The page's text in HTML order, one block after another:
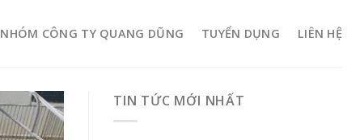
NHÓM CÔNG TY QUANG DŨNG TUYỂN DỤNG LIÊN HỆ
TIN TỨC MỚI NHẤT